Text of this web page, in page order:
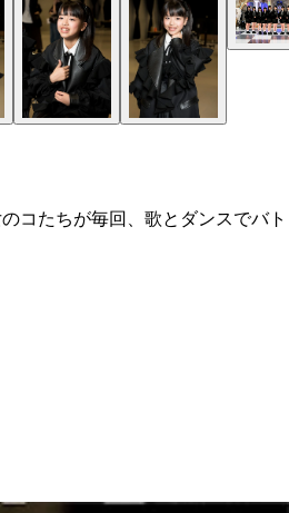
コたちが毎回、歌とダンスでバト